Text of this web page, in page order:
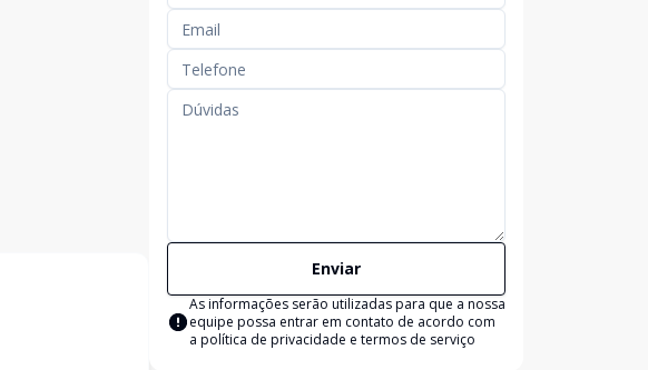
Enviar
As informações serão utilizadas para que a nossa
equipe possa entrar em contato de acordo com
a política de privacidade e termos de serviço